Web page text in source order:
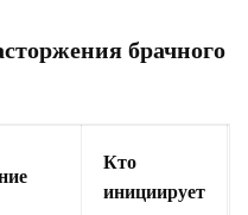
брачного
Кто
инициирует